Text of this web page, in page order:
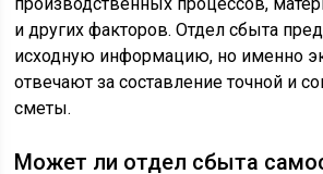
производственных процессов,
и других факторов. Отдел сбыта
исходную информацию, но именно
отвечают за составление точной и
сметы.
Может ли отдел сбыта